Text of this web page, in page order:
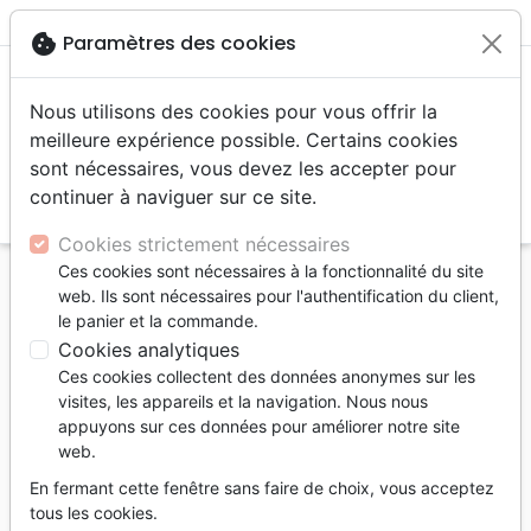
menu
Accueil Jeunesse
JeunessePage 2 / 115
Filtrer tune
4 - 6 ans 9 - 12 ans Adolescents, jeunes
cookie Paramètres des cookies
Nous utilisons des cookies pour vous offrir la
meilleure expérience possible. Certains cookies
sont nécessaires, vous devez les accepter pour
continuer à naviguer sur ce site.
Cookies strictement nécessaires
Ces cookies sont nécessaires à la fonctionnalité du site
web. Ils sont nécessaires pour l'authentification du client,
le panier et la commande.
Cookies analytiques
Ces cookies collectent des données anonymes sur les
visites, les appareils et la navigation. Nous nous
appuyons sur ces données pour améliorer notre site
web.
En fermant cette fenêtre sans faire de choix, vous acceptez
tous les cookies.